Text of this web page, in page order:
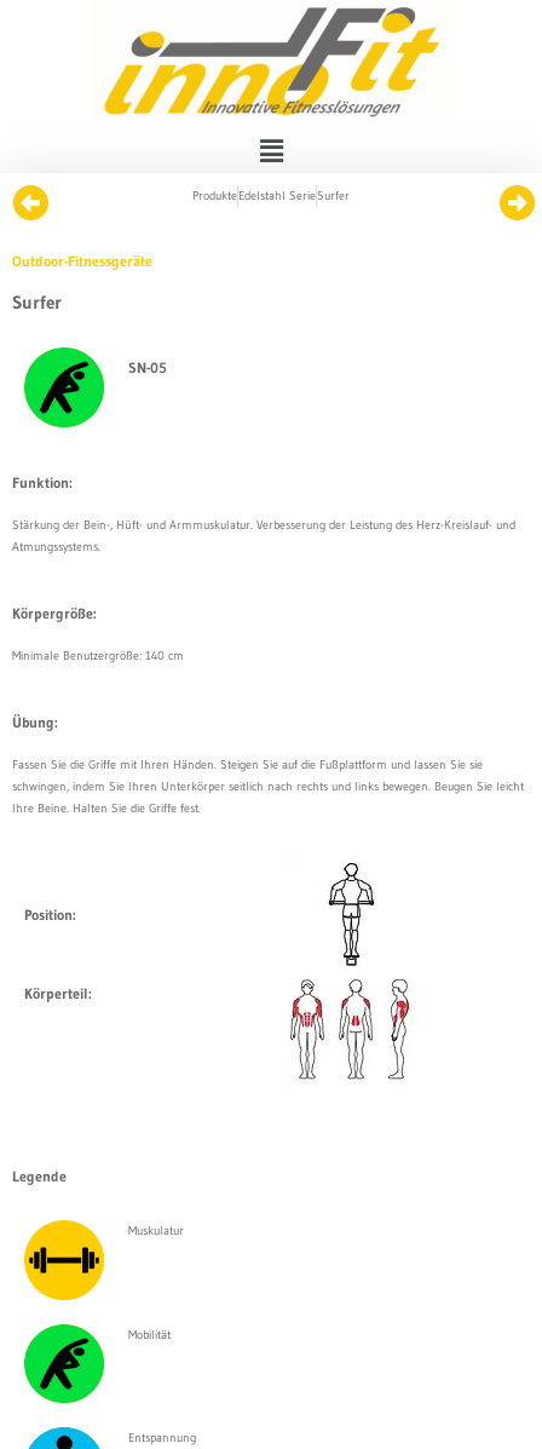
ProdukteEdelstahl SerieSurfer
Outdoor-Fitnessgeräte
Surfer
SN-05
Funktion:
Stärkung der Bein-, Hüft- und Armmuskulatur. Verbesserung der Leistung des Herz-Kreislauf- und
Atmungssystems.
Körpergröße:
Minimale Benutzergröße: 140 cm
Übung:
Fassen Sie die Griffe mit Ihren Händen. Steigen Sie auf die Fußplattform und lassen Sie sie
schwingen, indem Sie Ihren Unterkörper seitlich nach rechts und links bewegen. Beugen Sie leicht
Ihre Beine. Halten Sie die Griffe fest.
Position:
Körperteil:
Legende
Muskulatur
Mobilität
Entspannung